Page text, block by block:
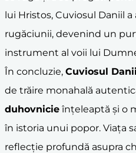
lui Hristos, Cuviosul Daniil a
rugăciunii, devenind un
instrument al voii lui
În concluzie, Cuviosul
de trăire monahală
duhovnicie înțeleaptă și o
în istoria unui popor. Viața
reflecție profundă asupra